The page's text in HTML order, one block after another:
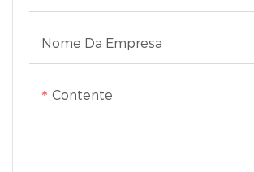
Nome Da Empresa
Contente